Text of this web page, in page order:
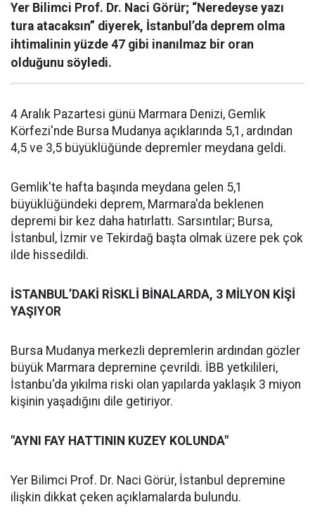
Yer Bilimci Prof. Dr. Naci Görür; “Neredeyse yazı
tura atacaksın” diyerek, İstanbul’da deprem olma
ihtimalinin yüzde 47 gibi inanılmaz bir oran
olduğunu söyledi.
4 Aralık Pazartesi günü Marmara Denizi, Gemlik
Körfezi'nde Bursa Mudanya açıklarında 5,1, ardından
4,5 ve 3,5 büyüklüğünde depremler meydana geldi.
Gemlik'te hafta başında meydana gelen 5,1
büyüklüğündeki deprem, Marmara'da beklenen
depremi bir kez daha hatırlattı. Sarsıntılar; Bursa,
İstanbul, İzmir ve Tekirdağ başta olmak üzere pek çok
ilde hissedildi.
İSTANBUL’DAKİ RİSKLİ BİNALARDA, 3 MİLYON KİŞİ
YAŞIYOR
Bursa Mudanya merkezli depremlerin ardından gözler
büyük Marmara depremine çevrildi. İBB yetkilileri,
İstanbu'da yıkılma riski olan yapılarda yaklaşık 3 miyon
kişinin yaşadığını dile getiriyor.
"AYNI FAY HATTININ KUZEY KOLUNDA"
Yer Bilimci Prof. Dr. Naci Görür, İstanbul depremine
ilişkin dikkat çeken açıklamalarda bulundu.